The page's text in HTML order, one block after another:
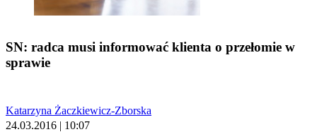
SN: radca musi informować klienta o przełomie w
sprawie
Katarzyna Żaczkiewicz-Zborska
24.03.2016 | 10:07